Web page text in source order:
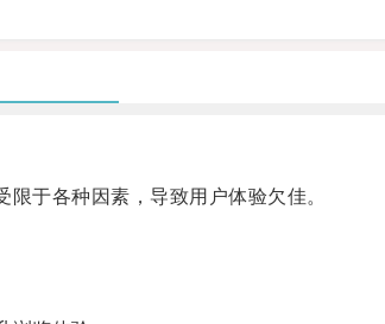
于各种因素，导致用户体验欠佳。